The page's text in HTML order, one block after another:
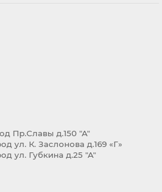
Пр.Славы д.150 "А"
ул. К. Заслонова д.169 «Г»
ул. Губкина д.25 "А"